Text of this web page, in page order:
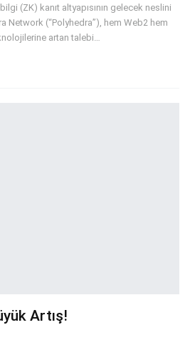
(ZK) kanıt altyapısının gelecek neslini
Network (“Polyhedra”), hem Web2 hem
artan talebi…
Artış!